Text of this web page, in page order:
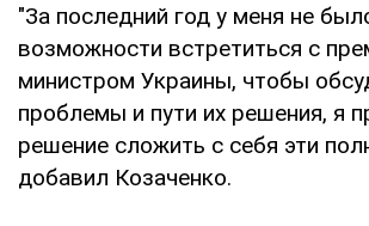
"За последний год у меня не
возможности встретиться с
министром Украины, чтобы
проблемы и пути их решения, я
решение сложить с себя эти
добавил Козаченко.